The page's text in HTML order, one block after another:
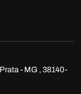
- MG , 38140-